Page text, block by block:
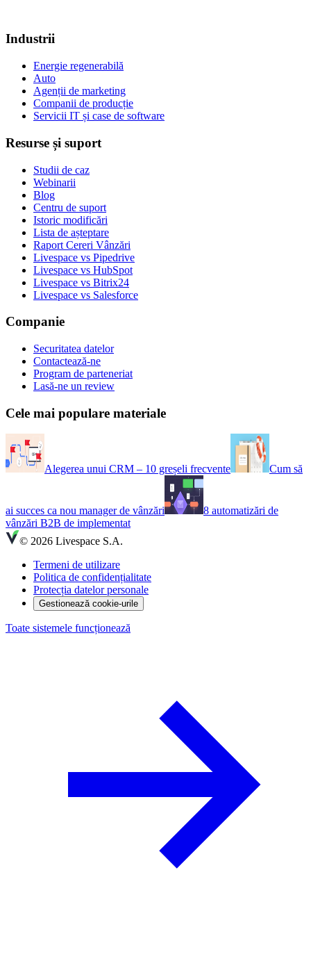
Industrii
Energie regenerabilă
Auto
Agenții de marketing
Companii de producție
Servicii IT și case de software
Resurse și suport
Studii de caz
Webinarii
Blog
Centru de suport
Istoric modificări
Lista de așteptare
Raport Cereri Vânzări
Livespace vs Pipedrive
Livespace vs HubSpot
Livespace vs Bitrix24
Livespace vs Salesforce
Companie
Securitatea datelor
Contactează-ne
Program de parteneriat
Lasă-ne un review
Cele mai populare materiale
Alegerea unui CRM – 10 greșeli frecvente Cum să
ai succes ca nou manager de vânzări
8 automatizări de
vânzări B2B de implementat
© 2026 Livespace S.A.
Termeni de utilizare
Politica de confidențialitate
Protecția datelor personale
Gestionează cookie-urile
Toate sistemele funcționează